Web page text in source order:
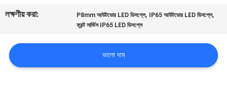
খবর
সাইটম্যাপ
লক্ষণীয় করা:
P8mm আউটডোর LED ডিসপ্লে, IP65 আউটডোর LED ডিসপ্লে,
ফ্রন্ট সার্ভিস IP65 LED ডিসপ্লে
ভালো দাম